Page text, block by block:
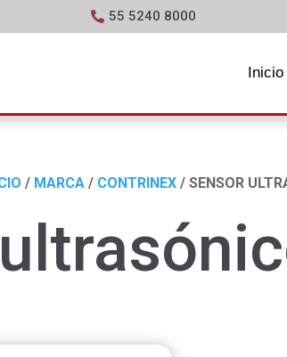
55 5240 8000
Inicio
/ MARCA / CONTRINEX / SENSOR